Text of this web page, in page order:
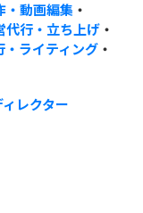
・動画編集 ・
行・立ち上げ ・
・ライティング ・
レクター